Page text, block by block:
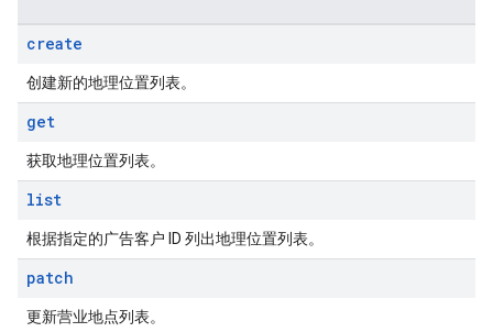
create
创建新的地理位置列表。
get
获取地理位置列表。
list
根据指定的广告客户 ID 列出地理位置列表。
patch
更新营业地点列表。